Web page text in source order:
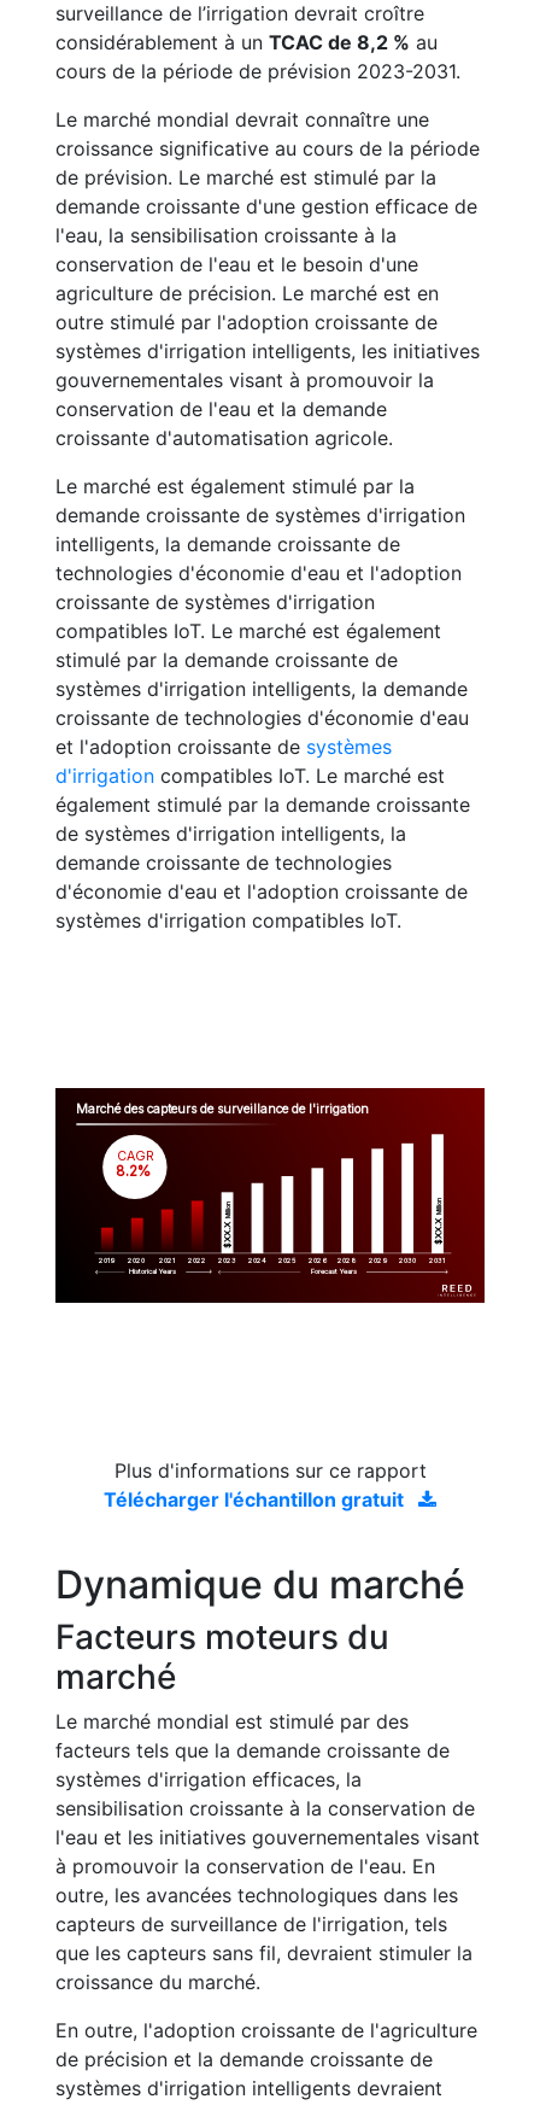
surveillance de l’irrigation devrait croître
considérablement à un TCAC de 8,2 % au
cours de la période de prévision 2023-2031.
Le marché mondial devrait connaître une
croissance significative au cours de la période
de prévision. Le marché est stimulé par la
demande croissante d'une gestion efficace de
l'eau, la sensibilisation croissante à la
conservation de l'eau et le besoin d'une
agriculture de précision. Le marché est en
outre stimulé par l'adoption croissante de
systèmes d'irrigation intelligents, les initiatives
gouvernementales visant à promouvoir la
conservation de l'eau et la demande
croissante d'automatisation agricole.
Le marché est également stimulé par la
demande croissante de systèmes d'irrigation
intelligents, la demande croissante de
technologies d'économie d'eau et l'adoption
croissante de systèmes d'irrigation
compatibles IoT. Le marché est également
stimulé par la demande croissante de
systèmes d'irrigation intelligents, la demande
croissante de technologies d'économie d'eau
et l'adoption croissante de systèmes
d'irrigation compatibles IoT. Le marché est
également stimulé par la demande croissante
de systèmes d'irrigation intelligents, la
demande croissante de technologies
d'économie d'eau et l'adoption croissante de
systèmes d'irrigation compatibles IoT.
Marché des capteurs de surveillance de l'irrigation
2019 2020 2021 2022 2023 2024 2025 2026 2028 2029 2030 2031
$XX.X
Million
$XX.X
Million
CAGR
8.2%
Historical Years Forecast Years
Plus d'informations sur ce rapport
Télécharger l'échantillon gratuit
Dynamique du marché
Facteurs moteurs du
marché
Le marché mondial est stimulé par des
facteurs tels que la demande croissante de
systèmes d'irrigation efficaces, la
sensibilisation croissante à la conservation de
l'eau et les initiatives gouvernementales visant
à promouvoir la conservation de l'eau. En
outre, les avancées technologiques dans les
capteurs de surveillance de l'irrigation, tels
que les capteurs sans fil, devraient stimuler la
croissance du marché.
En outre, l'adoption croissante de l'agriculture
de précision et la demande croissante de
systèmes d'irrigation intelligents devraient